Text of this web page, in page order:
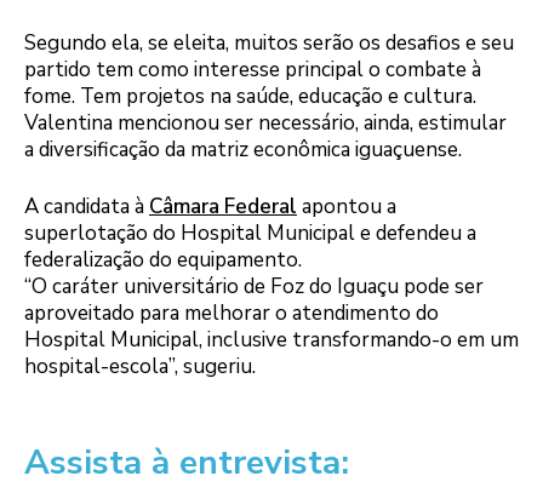
Segundo ela, se eleita, muitos serão os desafios e seu
partido tem como interesse principal o combate à
fome. Tem projetos na saúde, educação e cultura.
Valentina mencionou ser necessário, ainda, estimular
a diversificação da matriz econômica iguaçuense.
A candidata à Câmara Federal apontou a
superlotação do Hospital Municipal e defendeu a
federalização do equipamento.
“O caráter universitário de Foz do Iguaçu pode ser
aproveitado para melhorar o atendimento do
Hospital Municipal, inclusive transformando-o em um
hospital-escola”, sugeriu.
Assista à entrevista: